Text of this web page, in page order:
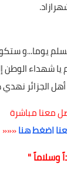
يوما...و
يا شهداء
الجزائر
معنا مباشرة
اضغط هنا«««
وسلاماً "